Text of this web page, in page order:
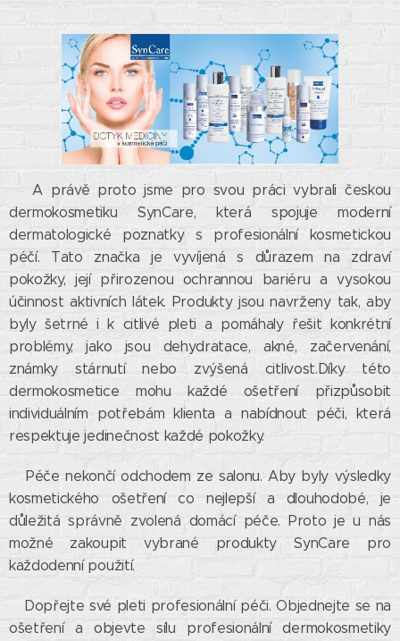
A právě proto jsme pro svou práci vybrali českou
dermokosmetiku SynCare, která spojuje moderní
dermatologické poznatky s profesionální kosmetickou
péčí. Tato značka je vyvíjená s důrazem na zdraví
pokožky, její přirozenou ochrannou bariéru a vysokou
účinnost aktivních látek. Produkty jsou navrženy tak, aby
byly šetrné i k citlivé pleti a pomáhaly řešit konkrétní
problémy, jako jsou dehydratace, akné, začervenání,
známky stárnutí nebo zvýšená citlivost.Díky této
dermokosmetice mohu každé ošetření přizpůsobit
individuálním potřebám klienta a nabídnout péči, která
respektuje jedinečnost každé pokožky.
Péče nekončí odchodem ze salonu. Aby byly výsledky
kosmetického ošetření co nejlepší a dlouhodobé, je
důležitá správně zvolená domácí péče. Proto je u nás
možné zakoupit vybrané produkty SynCare pro
každodenní použití.
Dopřejte své pleti profesionální péči. Objednejte se na
ošetření a objevte sílu profesionální dermokosmetiky